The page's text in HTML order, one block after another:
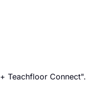
Teachfloor Connect".